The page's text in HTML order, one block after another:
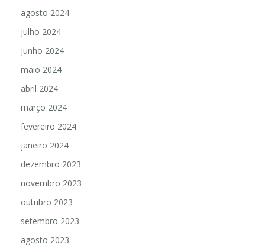
agosto 2024
julho 2024
junho 2024
maio 2024
abril 2024
março 2024
fevereiro 2024
janeiro 2024
dezembro 2023
novembro 2023
outubro 2023
setembro 2023
agosto 2023